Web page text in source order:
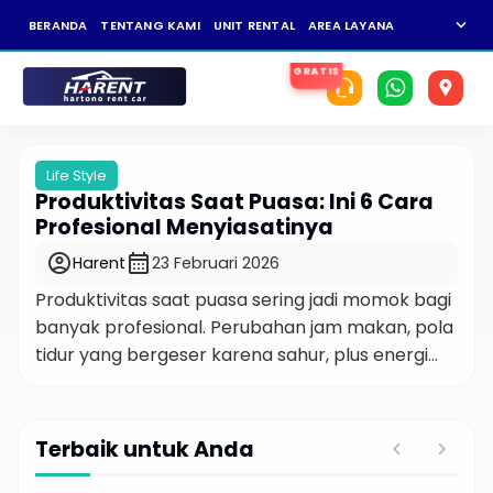
BERANDA TENTANG KAMI UNIT RENTAL AREA LAYANAN expand_more
Life Style
Produktivitas Saat Puasa: Ini 6 Cara
Profesional Menyiasatinya
account_circleHarent calendar_month23 Februari 2026
Produktivitas saat puasa sering jadi momok bagi
banyak profesional. Perubahan jam makan, pola
tidur yang bergeser karena sahur, plus energi
tunggu dulu, faktanya justru sebaliknya. Data dari
Badan Pusat Statistik menunjukkan
Terbaik untuk Anda